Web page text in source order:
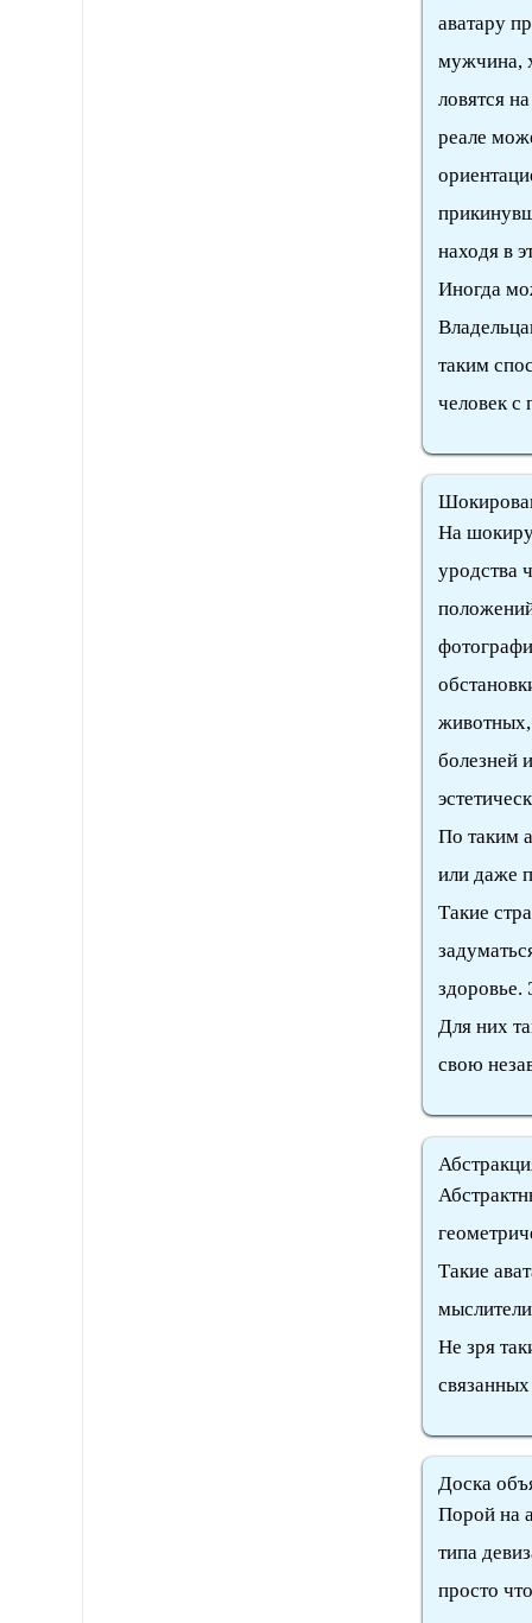
аватару
мужчина,
ловятся
реале
находя в
Иногда
таким
человек с
На
уродства
болезней
По таким
или даже
Такие
здоровье.
Для них
свою
Такие
Не зря
Доска
Порой на
типа
просто